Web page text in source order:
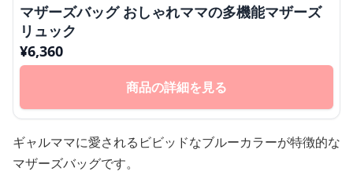
マザーズバッグ おしゃれママの多機能マザーズ
リュック
¥6,360
商品の詳細を見る
ギャルママに愛されるビビッドなブルーカラーが特徴的な
マザーズバッグです。